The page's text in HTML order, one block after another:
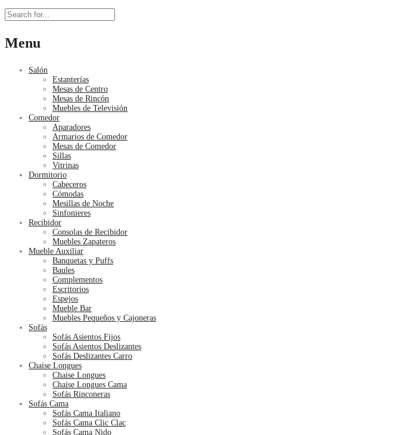
Menu
Salón
Estanterías
Mesas de Centro
Mesas de Rincón
Muebles de Televisión
Comedor
Aparadores
Armarios de Comedor
Mesas de Comedor
Sillas
Vitrinas
Dormitorio
Cabeceros
Cómodas
Mesillas de Noche
Sinfonieres
Recibidor
Consolas de Recibidor
Muebles Zapateros
Mueble Auxiliar
Banquetas y Puffs
Baules
Complementos
Escritorios
Espejos
Mueble Bar
Muebles Pequeños y Cajoneras
Sofás
Sofás Asientos Fijos
Sofás Asientos Deslizantes
Sofás Deslizantes Carro
Chaise Longues
Chaise Longues
Chaise Longues Cama
Sofás Rinconeras
Sofás Cama
Sofás Cama Italiano
Sofás Cama Clic Clac
Sofás Cama Nido